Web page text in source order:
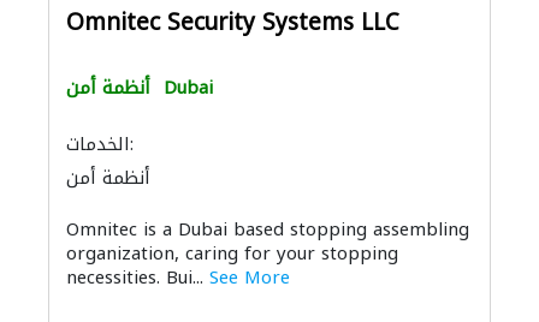
Omnitec Security Systems LLC
أنظمة أمن Dubai
الخدمات:
أنظمة أمن
Omnitec is a Dubai based stopping assembling
organization, caring for your stopping
necessities. Bui... See More